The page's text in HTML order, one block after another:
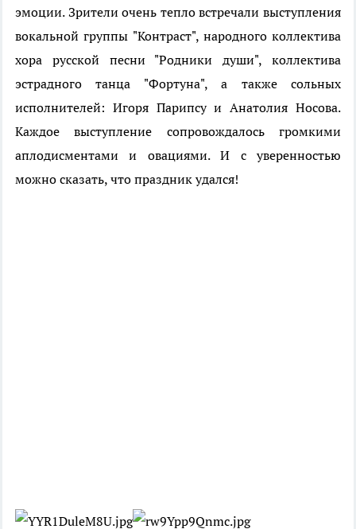
эмоции. Зрители очень тепло встречали выступления
вокальной группы "Контраст", народного коллектива
хора русской песни "Родники души", коллектива
эстрадного танца "Фортуна", а также сольных
исполнителей: Игоря Парипсу и Анатолия Носова.
Каждое выступление сопровождалось громкими
аплодисментами и овациями. И с уверенностью
можно сказать, что праздник удался!